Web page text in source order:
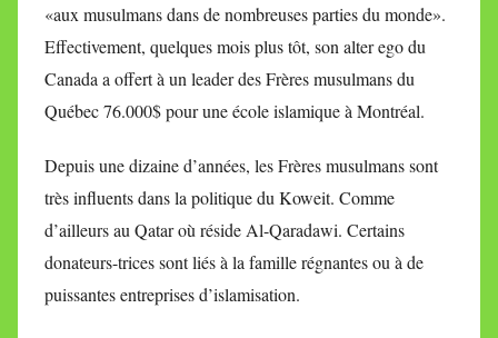
«aux musulmans dans de nombreuses parties du monde».
Effectivement, quelques mois plus tôt, son alter ego du
Canada a offert à un leader des Frères musulmans du
Québec 76.000$ pour une école islamique à Montréal.
Depuis une dizaine d’années, les Frères musulmans sont
très influents dans la politique du Koweit. Comme
d’ailleurs au Qatar où réside Al-Qaradawi. Certains
donateurs-trices sont liés à la famille régnantes ou à de
puissantes entreprises d’islamisation.